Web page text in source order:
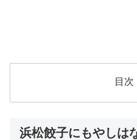
目次
浜松餃子にもやしは